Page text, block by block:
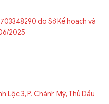
do Sở Kế hoạch và
2025
Lộc 3, P. Chánh Mỹ, Thủ Dầu